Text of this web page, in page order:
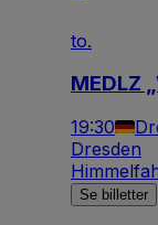
to.
MEDLZ
19:30
Dresden
Se billetter